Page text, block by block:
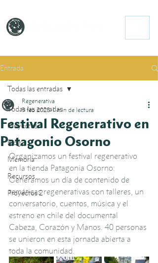
Entrada
Todas las entradas
Proyectos
Blog
Memoria
Recursos
Proyectos 2
Todas las entradas
Festival Regenerativo en
Patagonio Osorno
Regenerativa
9 feb 2023 1 min de lectura
Organizamos un festival regenerativo
en la tienda Patagonia Osorno:
Generamos un día de contenido de
temáticas regenerativas con talleres, un
conversatorio, cuentos, música y el
estreno en chile del documental
Cabeza, Corazón y Manos. 40 personas
se unieron en esta jornada abierta a
toda la comunidad.